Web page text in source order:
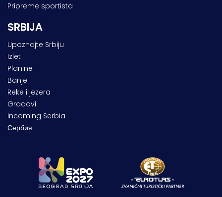
Pripreme sportista
SRBIJA
Upoznajte Srbiju
Izlet
Planine
Banje
Reke i jezera
Gradovi
Incoming Serbia
Сербия